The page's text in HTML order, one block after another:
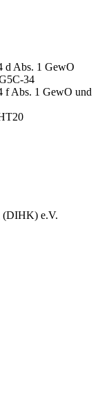
d Abs. 1 GewO
34
f Abs. 1 GewO und
(DIHK) e.V.